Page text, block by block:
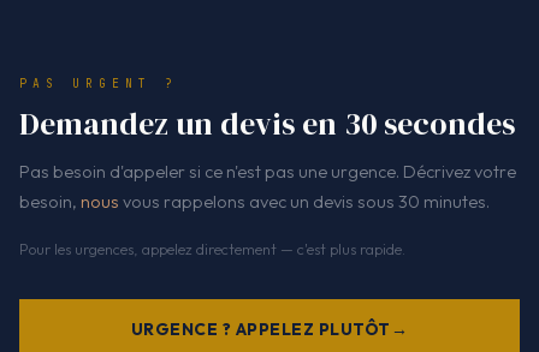
PAS URGENT ?
Demandez un devis en 30 secondes
Pas besoin d'appeler si ce n'est pas une urgence. Décrivez votre
besoin, nous vous rappelons avec un devis sous 30 minutes.
Pour les urgences, appelez directement — c'est plus rapide.
URGENCE ? APPELEZ PLUTÔT